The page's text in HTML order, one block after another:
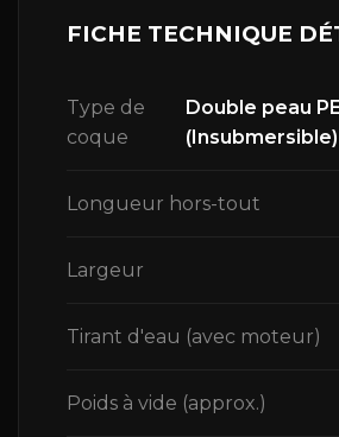
FICHE TECHNIQUE
Type de
coque
Double peau
(Insubmersible)
Longueur hors-tout
Largeur
Tirant d'eau (avec moteur)
Poids à vide (approx.)